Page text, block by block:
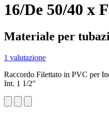
16/De 50/40 x
Materiale per
1 valutazione
Raccordo Filettato in PVC per
Int. 1 1/2"